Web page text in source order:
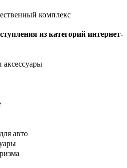
комплекс
из категорий интернет-
авто